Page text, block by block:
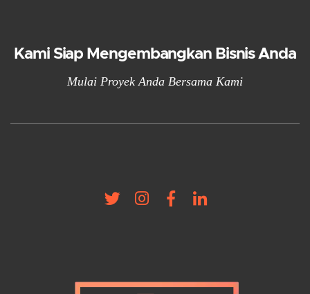
Kami Siap Mengembangkan Bisnis Anda
Mulai Proyek Anda Bersama Kami